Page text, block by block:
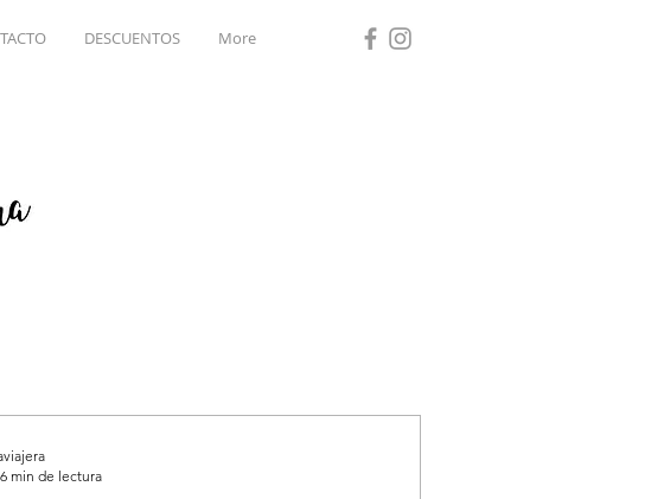
DESCUENTOS More
6 min de lectura